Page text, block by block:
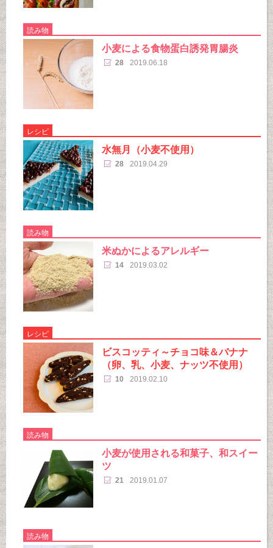
読み物
小麦による食物蛋白誘発胃腸炎
28 2019.06.18
レシピ
水無月（小麦不使用）
28 2019.04.29
読み物
米ぬかによるアレルギー
14 2019.03.02
レシピ
ビスコッティ～チョコ味＆バナナ
（卵、乳、小麦、ナッツ不使用）
10 2019.02.10
読み物
小麦が使用される和菓子、和スイー
ツ
21 2019.01.07
読み物